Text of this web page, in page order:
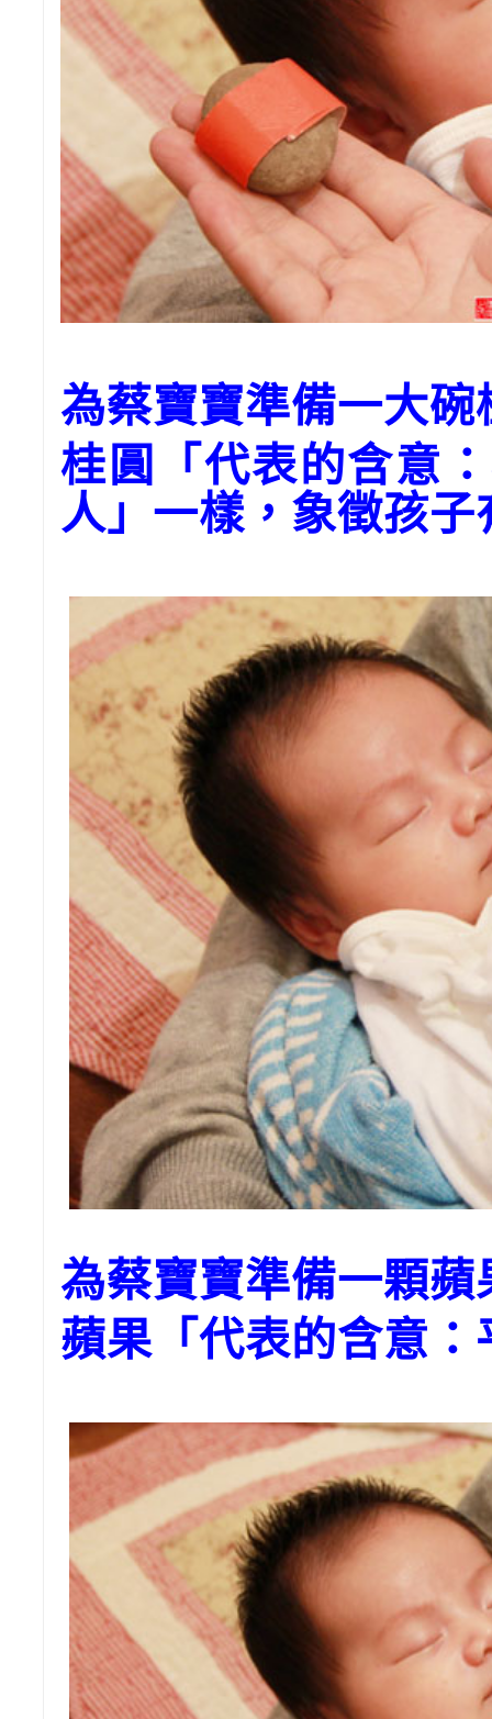
為蔡寶寶準備一大碗
桂圓「代表的含意
人」一樣，象徵孩
為蔡寶寶準備一顆
蘋果「代表的含意：